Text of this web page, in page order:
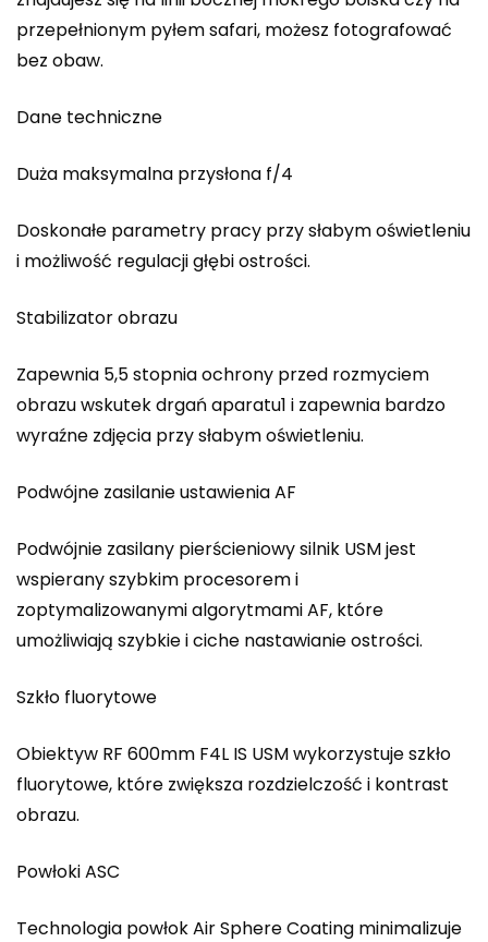
przepełnionym pyłem safari, możesz fotografować
bez obaw.
Dane techniczne
Duża maksymalna przysłona f/4
Doskonałe parametry pracy przy słabym oświetleniu
i możliwość regulacji głębi ostrości.
Stabilizator obrazu
Zapewnia 5,5 stopnia ochrony przed rozmyciem
obrazu wskutek drgań aparatu1 i zapewnia bardzo
wyraźne zdjęcia przy słabym oświetleniu.
Podwójne zasilanie ustawienia AF
Podwójnie zasilany pierścieniowy silnik USM jest
wspierany szybkim procesorem i
zoptymalizowanymi algorytmami AF, które
umożliwiają szybkie i ciche nastawianie ostrości.
Szkło fluorytowe
Obiektyw RF 600mm F4L IS USM wykorzystuje szkło
fluorytowe, które zwiększa rozdzielczość i kontrast
obrazu.
Powłoki ASC
Technologia powłok Air Sphere Coating minimalizuje